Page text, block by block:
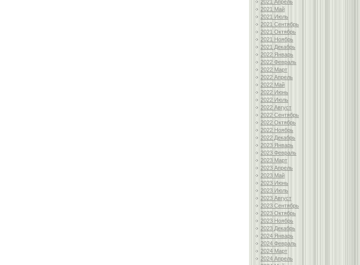
2021 Апрель
2021 Май
2021 Июль
2021 Сентябрь
2021 Октябрь
2021 Ноябрь
2021 Декабрь
2022 Январь
2022 Февраль
2022 Март
2022 Апрель
2022 Май
2022 Июнь
2022 Июль
2022 Август
2022 Сентябрь
2022 Октябрь
2022 Ноябрь
2022 Декабрь
2023 Январь
2023 Февраль
2023 Март
2023 Апрель
2023 Май
2023 Июнь
2023 Июль
2023 Август
2023 Сентябрь
2023 Октябрь
2023 Ноябрь
2023 Декабрь
2024 Январь
2024 Февраль
2024 Март
2024 Апрель